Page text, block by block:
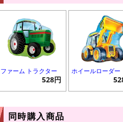
ファーム トラクター
528円
ホイールローダー
同時購入商品